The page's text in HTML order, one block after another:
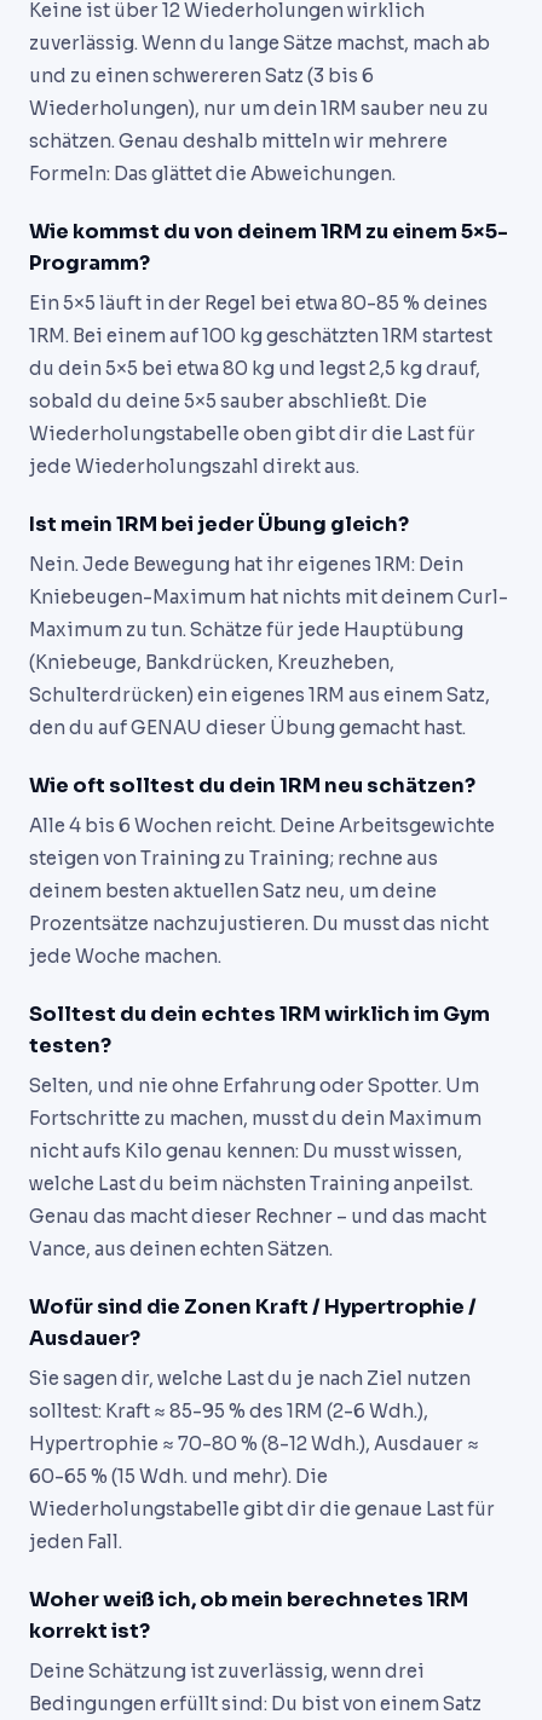
Keine ist über 12 Wiederholungen wirklich
zuverlässig. Wenn du lange Sätze machst, mach ab
und zu einen schwereren Satz (3 bis 6
Wiederholungen), nur um dein 1RM sauber neu zu
schätzen. Genau deshalb mitteln wir mehrere
Formeln: Das glättet die Abweichungen.
Wie kommst du von deinem 1RM zu einem 5×5-
Programm?
Ein 5×5 läuft in der Regel bei etwa 80-85 % deines
1RM. Bei einem auf 100 kg geschätzten 1RM startest
du dein 5×5 bei etwa 80 kg und legst 2,5 kg drauf,
sobald du deine 5×5 sauber abschließt. Die
Wiederholungstabelle oben gibt dir die Last für
jede Wiederholungszahl direkt aus.
Ist mein 1RM bei jeder Übung gleich?
Nein. Jede Bewegung hat ihr eigenes 1RM: Dein
Kniebeugen-Maximum hat nichts mit deinem Curl-
Maximum zu tun. Schätze für jede Hauptübung
(Kniebeuge, Bankdrücken, Kreuzheben,
Schulterdrücken) ein eigenes 1RM aus einem Satz,
den du auf GENAU dieser Übung gemacht hast.
Wie oft solltest du dein 1RM neu schätzen?
Alle 4 bis 6 Wochen reicht. Deine Arbeitsgewichte
steigen von Training zu Training; rechne aus
deinem besten aktuellen Satz neu, um deine
Prozentsätze nachzujustieren. Du musst das nicht
jede Woche machen.
Solltest du dein echtes 1RM wirklich im Gym
testen?
Selten, und nie ohne Erfahrung oder Spotter. Um
Fortschritte zu machen, musst du dein Maximum
nicht aufs Kilo genau kennen: Du musst wissen,
welche Last du beim nächsten Training anpeilst.
Genau das macht dieser Rechner – und das macht
Vance, aus deinen echten Sätzen.
Wofür sind die Zonen Kraft / Hypertrophie /
Ausdauer?
Sie sagen dir, welche Last du je nach Ziel nutzen
solltest: Kraft ≈ 85-95 % des 1RM (2-6 Wdh.),
Hypertrophie ≈ 70-80 % (8-12 Wdh.), Ausdauer ≈
60-65 % (15 Wdh. und mehr). Die
Wiederholungstabelle gibt dir die genaue Last für
jeden Fall.
Woher weiß ich, ob mein berechnetes 1RM
korrekt ist?
Deine Schätzung ist zuverlässig, wenn drei
Bedingungen erfüllt sind: Du bist von einem Satz